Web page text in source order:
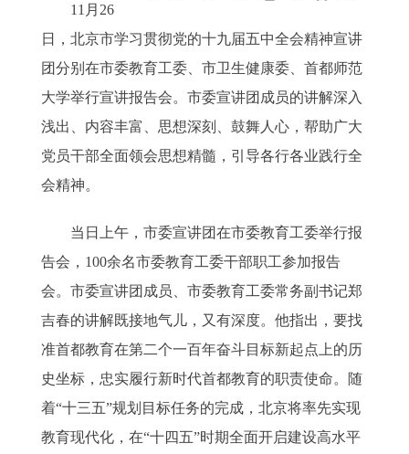
11月26
日，北京市学习贯彻党的十九届五中全会精神宣讲
团分别在市委教育工委、市卫生健康委、首都师范
大学举行宣讲报告会。市委宣讲团成员的讲解深入
浅出、内容丰富、思想深刻、鼓舞人心，帮助广大
党员干部全面领会思想精髓，引导各行各业践行全
会精神。
当日上午，市委宣讲团在市委教育工委举行报
告会，100余名市委教育工委干部职工参加报告
会。市委宣讲团成员、市委教育工委常务副书记郑
吉春的讲解既接地气儿，又有深度。他指出，要找
准首都教育在第二个一百年奋斗目标新起点上的历
史坐标，忠实履行新时代首都教育的职责使命。随
着“十三五”规划目标任务的完成，北京将率先实现
教育现代化，在“十四五”时期全面开启建设高水平